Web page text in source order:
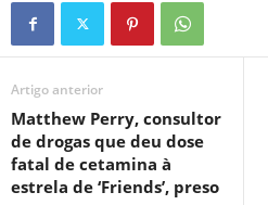
Artigo anterior
Matthew Perry, consultor
de drogas que deu dose
fatal de cetamina à
estrela de ‘Friends’, preso